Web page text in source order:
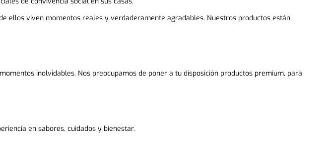
ellos viven momentos reales y verdaderamente agradables. Nuestros productos están
inolvidables. Nos preocupamos de poner a tu disposición productos premium, para
en sabores, cuidados y bienestar.